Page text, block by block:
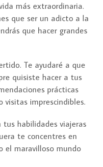
más extraordinaria.
que ser un adicto a la
que hacer grandes
Te ayudaré a que
quisiste hacer a tus
prácticas
visitas imprescindibles.
habilidades viajeras
te concentres en
el maravilloso mundo